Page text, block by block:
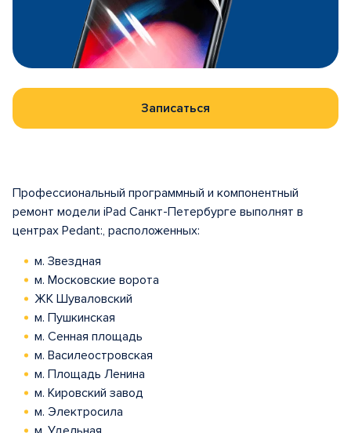
Записаться
Профессиональный программный и компонентный
ремонт модели iPad Санкт-Петербурге выполнят в
центрах Pedant:, расположенных:
м. Звездная
м. Московские ворота
ЖК Шуваловский
м. Пушкинская
м. Сенная площадь
м. Василеостровская
м. Площадь Ленина
м. Кировский завод
м. Электросила